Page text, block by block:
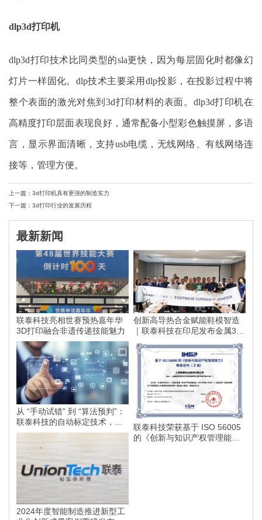
dlp3d打印机
dlp3d打印技术比同类型的sla更快，因为每层固化时都像幻
灯片一样固化。dlp技术主要采用dlp投影，在投影过程中将
整个表面的激光对焦到3d打印材料的表面。dlp3d打印机在
高精度打印层面表现良好，通常配备小型彩色触摸屏，多语
言，显示界面清晰，支持usb电缆，无线网络、有线网络连
接等，管理方便。
上一篇：3d打印机具有更强的制造实力
下一篇：3d打印行业的发展历程
最新新闻
联泰科技亮相世赛预热嘉年华
3D打印融合非遗传递技能魅力
创新高导热合金赋能鞋模智造
｜联泰科技在印尼发布金属3D
打印落地方案
从 “手动试错” 到 “算法预判”：
联泰科技的自动标定技术，如
何为智能制造划定更高的行业
标准？
联泰科技荣获基于 ISO 56005
的《创新与知识产权管理能
2024年度智能制造推进新型工